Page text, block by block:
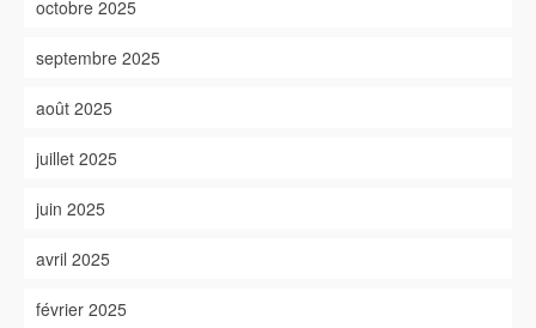
octobre 2025
septembre 2025
août 2025
juillet 2025
juin 2025
avril 2025
février 2025